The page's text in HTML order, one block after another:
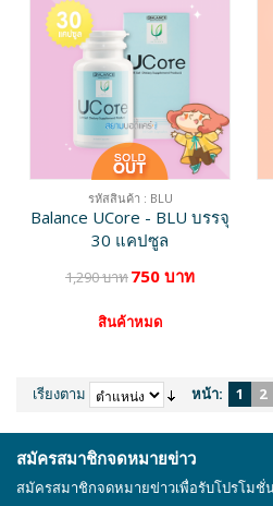
รหัสสินค้า : BLU
Balance UCore - BLU บรรจุ
30 แคปซูล
1,290 บาท750 บาท
สินค้าหมด
เรียงตาม หน้า: 1 2
สมัครสมาชิกจดหมายข่าว
สมัครสมาชิกจดหมายข่าวเพื่อรับโปรโมชั่